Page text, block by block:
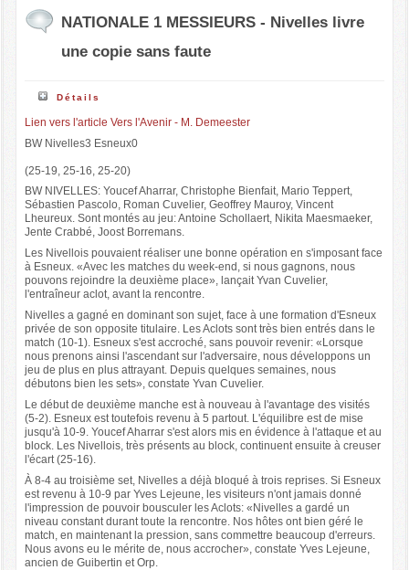
NATIONALE 1 MESSIEURS - Nivelles livre
une copie sans faute
Détails
Lien vers l'article Vers l'Avenir - M. Demeester
BW Nivelles3 Esneux0
(25-19, 25-16, 25-20)
BW NIVELLES: Youcef Aharrar, Christophe Bienfait, Mario Teppert,
Sébastien Pascolo, Roman Cuvelier, Geoffrey Mauroy, Vincent
Lheureux. Sont montés au jeu: Antoine Schollaert, Nikita Maesmaeker,
Jente Crabbé, Joost Borremans.
Les Nivellois pouvaient réaliser une bonne opération en s'imposant face
à Esneux. «Avec les matches du week-end, si nous gagnons, nous
pouvons rejoindre la deuxième place», lançait Yvan Cuvelier,
l'entraîneur aclot, avant la rencontre.
Nivelles a gagné en dominant son sujet, face à une formation d'Esneux
privée de son opposite titulaire. Les Aclots sont très bien entrés dans le
match (10-1). Esneux s'est accroché, sans pouvoir revenir: «Lorsque
nous prenons ainsi l'ascendant sur l'adversaire, nous développons un
jeu de plus en plus attrayant. Depuis quelques semaines, nous
débutons bien les sets», constate Yvan Cuvelier.
Le début de deuxième manche est à nouveau à l'avantage des visités
(5-2). Esneux est toutefois revenu à 5 partout. L'équilibre est de mise
jusqu'à 10-9. Youcef Aharrar s'est alors mis en évidence à l'attaque et au
block. Les Nivellois, très présents au block, continuent ensuite à creuser
l'écart (25-16).
À 8-4 au troisième set, Nivelles a déjà bloqué à trois reprises. Si Esneux
est revenu à 10-9 par Yves Lejeune, les visiteurs n'ont jamais donné
l'impression de pouvoir bousculer les Aclots: «Nivelles a gardé un
niveau constant durant toute la rencontre. Nos hôtes ont bien géré le
match, en maintenant la pression, sans commettre beaucoup d'erreurs.
Nous avons eu le mérite de, nous accrocher», constate Yves Lejeune,
ancien de Guibertin et Orp.